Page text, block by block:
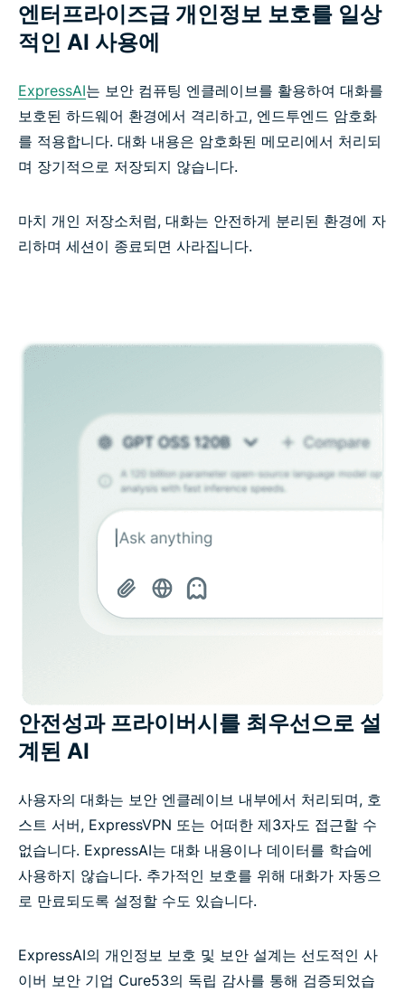
엔터프라이즈급 개인정보 보호를 일상
적인 AI 사용에
ExpressAI는 보안 컴퓨팅 엔클레이브를 활용하여 대화를
보호된 하드웨어 환경에서 격리하고, 엔드투엔드 암호화
를 적용합니다. 대화 내용은 암호화된 메모리에서 처리되
며 장기적으로 저장되지 않습니다.
마치 개인 저장소처럼, 대화는 안전하게 분리된 환경에 자
리하며 세션이 종료되면 사라집니다.
안전성과 프라이버시를 최우선으로 설
계된 AI
사용자의 대화는 보안 엔클레이브 내부에서 처리되며, 호
스트 서버, ExpressVPN 또는 어떠한 제3자도 접근할 수
없습니다. ExpressAI는 대화 내용이나 데이터를 학습에
사용하지 않습니다. 추가적인 보호를 위해 대화가 자동으
로 만료되도록 설정할 수도 있습니다.
ExpressAI의 개인정보 보호 및 보안 설계는 선도적인 사
이버 보안 기업 Cure53의 독립 감사를 통해 검증되었습